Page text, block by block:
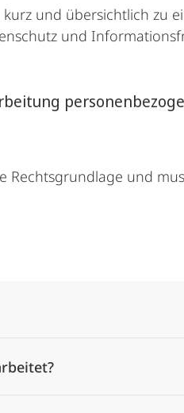
und übersichtlich zu
und
und